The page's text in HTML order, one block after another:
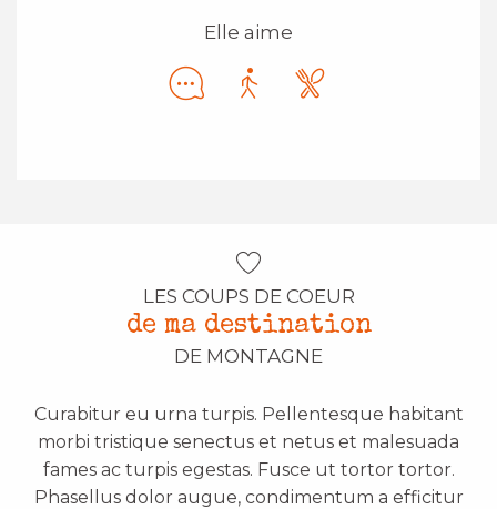
Elle aime
LES COUPS DE COEUR
de ma destination
DE MONTAGNE
Curabitur eu urna turpis. Pellentesque habitant
morbi tristique senectus et netus et malesuada
fames ac turpis egestas. Fusce ut tortor tortor.
Phasellus dolor augue, condimentum a efficitur